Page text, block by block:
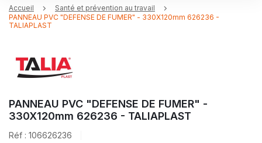
Accueil
Santé et prévention au travail
PANNEAU PVC "DEFENSE DE FUMER" - 330X120mm 626236 -
TALIAPLAST
PANNEAU PVC "DEFENSE DE FUMER" -
330X120mm 626236 - TALIAPLAST
Réf : 106626236